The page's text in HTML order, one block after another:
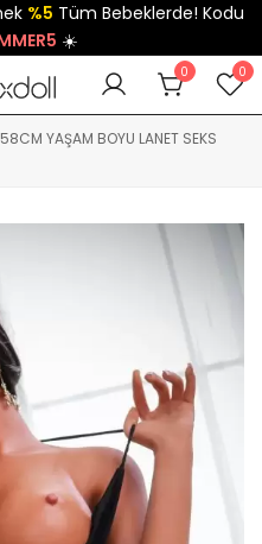
%5 Tüm Bebeklerde! Kodu
☀️
0 0
YAŞAM BOYU LANET SEKS